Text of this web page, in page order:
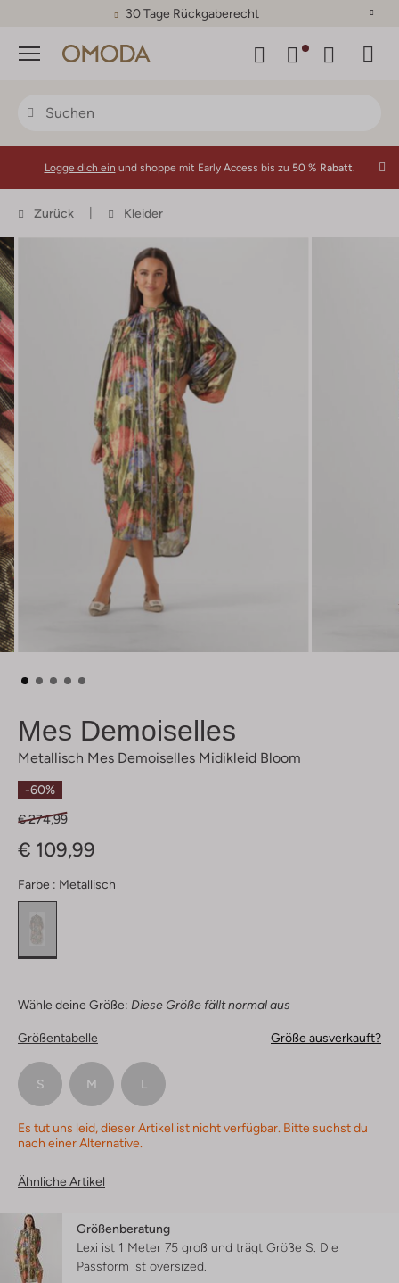
30 Tage Rückgaberecht
Menü
Logge dich ein und shoppe mit Early Access bis zu 50 % Rabatt.
Zurück Kleider
Mes Demoiselles
Metallisch Mes Demoiselles Midikleid Bloom
-60%
€ 274,99
€ 109,99
Farbe : Metallisch
Wähle deine Größe: Diese Größe fällt normal aus
Größentabelle Größe ausverkauft?
S M L
Es tut uns leid, dieser Artikel ist nicht verfügbar. Bitte suchst du
nach einer Alternative.
Ähnliche Artikel
Größenberatung
Lexi ist 1 Meter 75 groß und trägt Größe S. Die
Passform ist oversized